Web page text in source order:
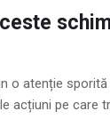
o atenție sporită
acțiuni pe care